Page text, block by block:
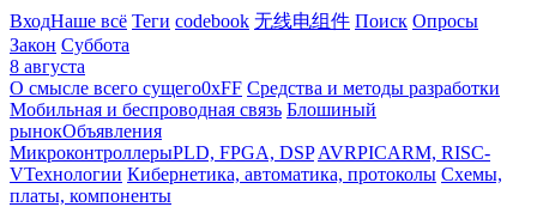
ВходНаше всё Теги codebook 无线电组件 Поиск Опросы
Закон Суббота
8 августа
О смысле всего сущего0xFF Средства и методы разработки
Мобильная и беспроводная связь Блошиный
рынокОбъявления
МикроконтроллерыPLD, FPGA, DSP AVRPICARM, RISC-
VТехнологии Кибернетика, автоматика, протоколы Схемы,
платы, компоненты